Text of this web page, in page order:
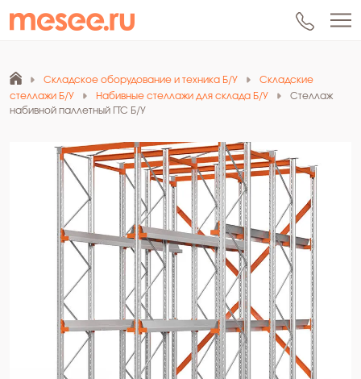
Складское оборудование и техника Б/У
Складские
стеллажи Б/У
Набивные стеллажи для склада Б/У
Стеллаж
набивной паллетный ГТС Б/У